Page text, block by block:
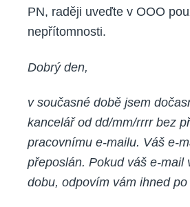
PN, raději uveďte v OOO
nepřítomnosti.
Dobrý den,
v současné době jsem
kancelář od dd/mm/rrrr bez
pracovnímu e-mailu. Váš e-
přeposlán. Pokud váš e-mail
dobu, odpovím vám ihned